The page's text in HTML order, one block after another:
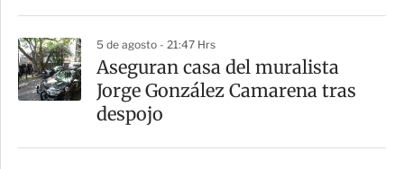
5 de agosto - 21:47 Hrs
Aseguran casa del muralista
Jorge González Camarena tras
despojo